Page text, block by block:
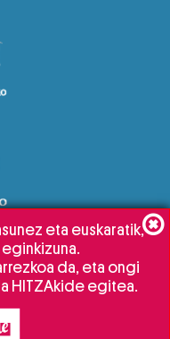
eta euskaratik,
da, eta ongi
HITZAkide egitea.